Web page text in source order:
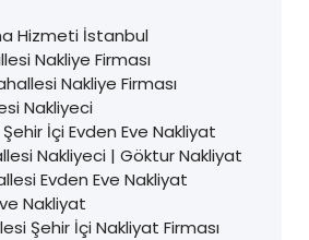
Hizmeti İstanbul
Nakliye Firması
Nakliye Firması
Nakliyeci
İçi Evden Eve Nakliyat
Nakliyeci | Göktur Nakliyat
Evden Eve Nakliyat
Nakliyat
Şehir İçi Nakliyat Firması